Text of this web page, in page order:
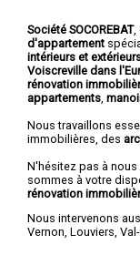
Société SOCOREBAT,
d'appartement
intérieurs et
Voiscreville dans
rénovation
appartements
Nous travaillons
immobilières, des
N'hésitez pas à
sommes à votre
rénovation
Nous intervenons
Vernon, Louviers,